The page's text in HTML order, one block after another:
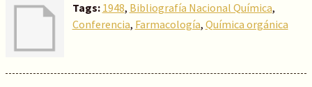
Tags: 1948, Bibliografía Nacional Química,
Conferencia, Farmacología, Química orgánica